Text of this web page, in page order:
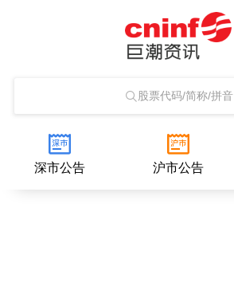
股票代码/简称/拼音
深市公告 沪市公告